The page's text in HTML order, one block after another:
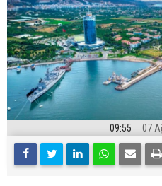
09:55 07